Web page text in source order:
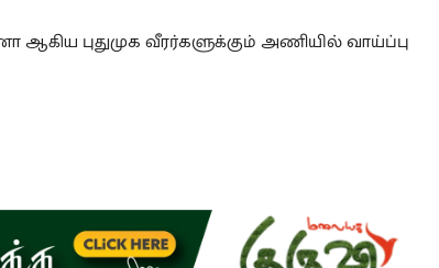
ஆகிய புதுமுக வீரர்களுக்கும் அணியில் வாய்ப்பு